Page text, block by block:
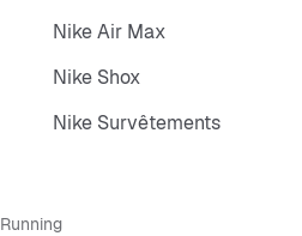
Nike Air Max
Nike Shox
Nike Survêtements
Running